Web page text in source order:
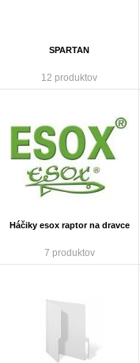
SPARTAN
12 produktov
Háčiky esox raptor na dravce
7 produktov